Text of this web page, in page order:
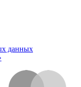
данных